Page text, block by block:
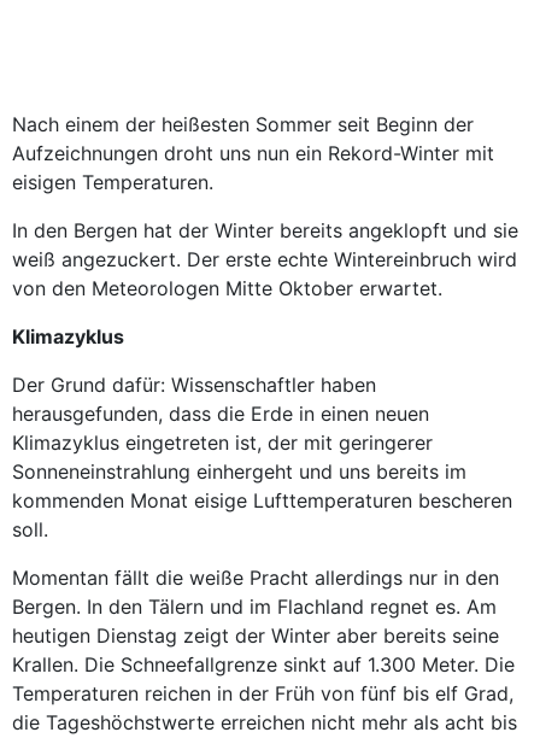
Nach einem der heißesten Sommer seit Beginn der
Aufzeichnungen droht uns nun ein Rekord-Winter mit
eisigen Temperaturen.
In den Bergen hat der Winter bereits angeklopft und sie
weiß angezuckert. Der erste echte Wintereinbruch wird
von den Meteorologen Mitte Oktober erwartet.
Klimazyklus
Der Grund dafür: Wissenschaftler haben
herausgefunden, dass die Erde in einen neuen
Klimazyklus eingetreten ist, der mit geringerer
Sonneneinstrahlung einhergeht und uns bereits im
kommenden Monat eisige Lufttemperaturen bescheren
soll.
Momentan fällt die weiße Pracht allerdings nur in den
Bergen. In den Tälern und im Flachland regnet es. Am
heutigen Dienstag zeigt der Winter aber bereits seine
Krallen. Die Schneefallgrenze sinkt auf 1.300 Meter. Die
Temperaturen reichen in der Früh von fünf bis elf Grad,
die Tageshöchstwerte erreichen nicht mehr als acht bis